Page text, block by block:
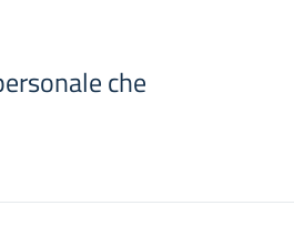
che